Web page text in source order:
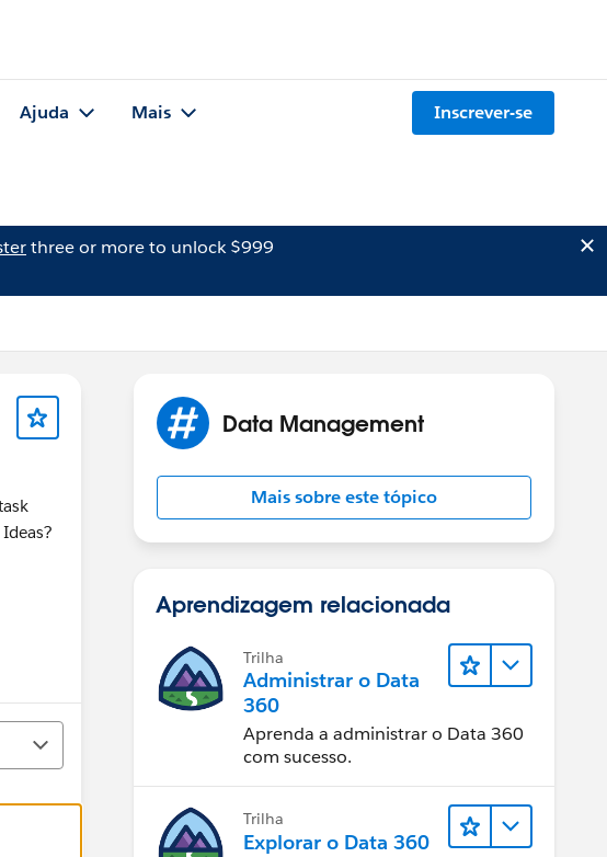
Ajuda Mais Inscrever-se
three or more to unlock $999
Data Management
Mais sobre este tópico
Aprendizagem relacionada
Trilha
Administrar o Data
360
Aprenda a administrar o Data 360
com sucesso.
Trilha
Explorar o Data 360